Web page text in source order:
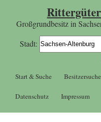
Großgrundbesitz in
Stadt:
Start & Suche Besitzersuche
Datenschutz Impressum